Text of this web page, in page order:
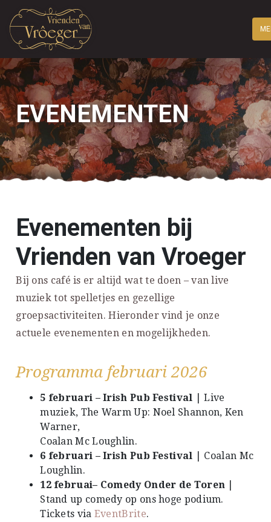
EVENEMENTEN
Evenementen bij
Vrienden van Vroeger
Bij ons café is er altijd wat te doen – van live
muziek tot spelletjes en gezellige
groepsactiviteiten. Hieronder vind je onze
actuele evenementen en mogelijkheden.
Programma februari 2026
5 februari – Irish Pub Festival
| Live
muziek, The Warm Up: Noel Shannon, Ken
Warner,
Coalan Mc Loughlin.
6 februari – Irish Pub Festival
| Coalan Mc
Loughlin.
12 februai– Comedy Onder de Toren
Stand up comedy op ons hoge podium.
Tickets via EventBrite.